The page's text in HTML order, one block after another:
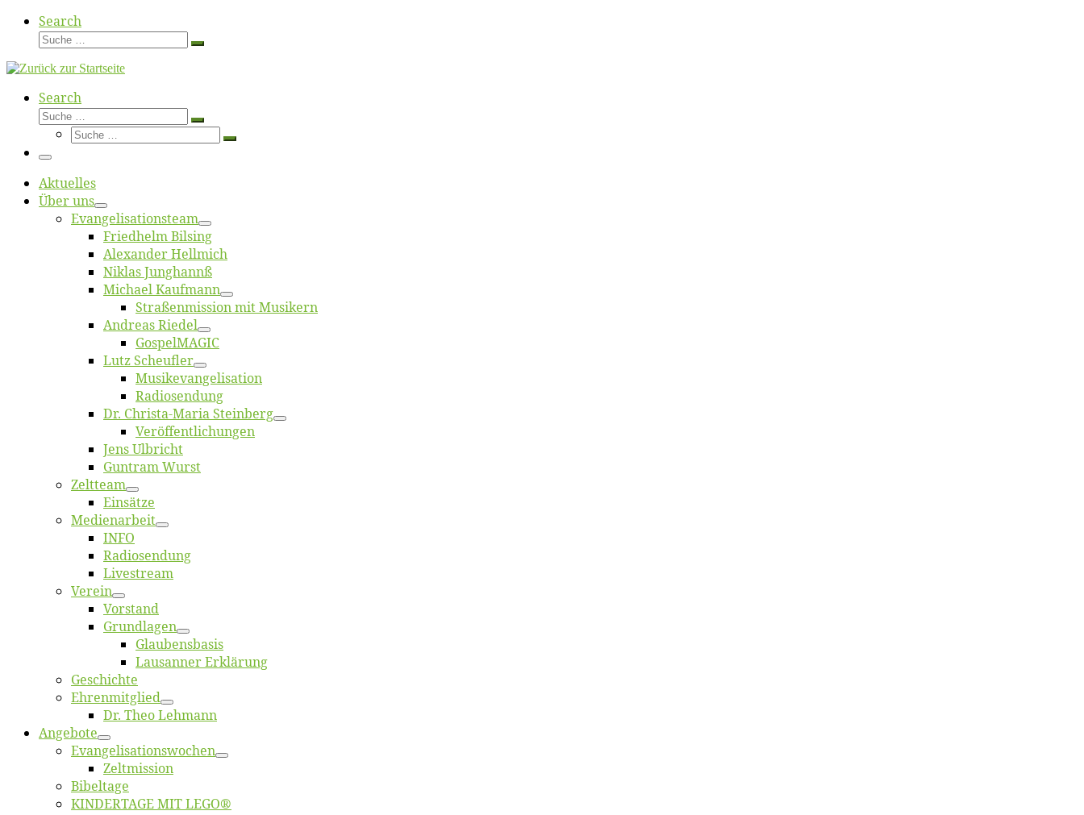
Search
Suche
Suche
Search
Suche
Suche
Suche
Suche
Menü
Ak­tu­el­les
Über uns
Evangelisa­tions­team
Fried­helm Bilsing
Alex­an­der Hellmich
Ni­klas Junghannß
Mi­cha­el Kaufmann
Straßenmis­sion mit Musikern
An­dre­as Riedel
Gos­pel­MA­GIC
Lutz Scheuf­ler
Musikevan­ge­li­sa­tion
Ra­dio­sen­dung
Dr. Chris­­ta-Ma­ria Steinberg
Ver­öf­fent­li­chun­gen
Jens Ulb­richt
Gun­tram Wurst
Zelt­team
Ein­sät­ze
Me­di­en­ar­beit
INFO
Ra­dio­sen­dung
Live­stream
Ver­ein
Vor­stand
Grund­la­gen
Glaubens­ba­sis
Lausan­ner Erklärung
Ge­schich­te
Eh­ren­mit­glied
Dr. Theo Lehmann
An­ge­bo­te
Evangelisa­tions­wo­chen
Zelt­mis­si­on
Bi­bel­ta­ge
KINDERTAGE MIT LEGO®